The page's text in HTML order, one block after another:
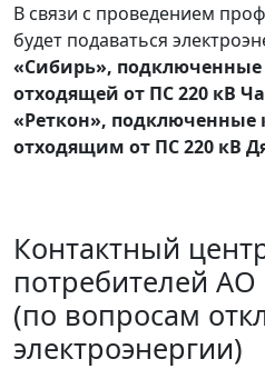
В связи с проведением
будет подаваться
«Сибирь», подключенные
отходящей от ПС 220 кВ
«Реткон», подключенные
отходящим от ПС 220 кВ
Контактный
потребителей АО
(по вопросам
электроэнергии)